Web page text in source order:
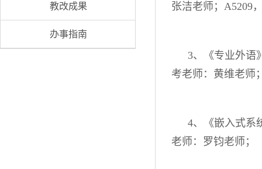
教改成果
办事指南
张洁老师；A5209
3、《专业外语
考老师：黄维老师
4、《嵌入式系
老师：罗钧老师；